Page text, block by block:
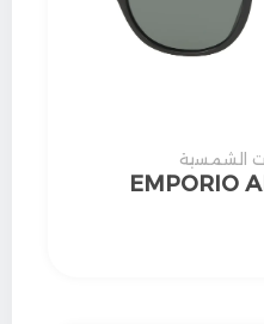
الشمسية
EMPORIO